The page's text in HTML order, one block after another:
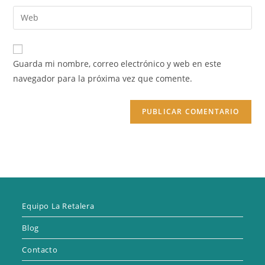
de
usuario
para
comentar
dirección
de
electrónico
para
comentar
Introduce
la
URL
de
Guarda mi nombre, correo electrónico y web en este
navegador para la próxima vez que comente.
Equipo La Retalera
Blog
Contacto